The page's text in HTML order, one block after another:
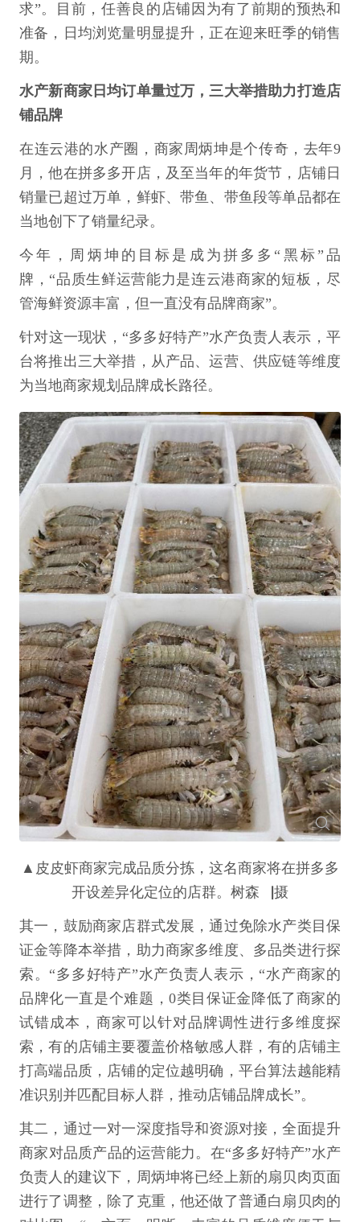
求”。目前，任善良的店铺因为有了前期的预热和
准备，日均浏览量明显提升，正在迎来旺季的销售
期。
水产新商家日均订单量过万，三大举措助力打造店
铺品牌
在连云港的水产圈，商家周炳坤是个传奇，去年9
月，他在拼多多开店，及至当年的年货节，店铺日
销量已超过万单，鲜虾、带鱼、带鱼段等单品都在
当地创下了销量纪录。
今年，周炳坤的目标是成为拼多多“黑标”品
牌，“品质生鲜运营能力是连云港商家的短板，尽
管海鲜资源丰富，但一直没有品牌商家”。
针对这一现状，“多多好特产”水产负责人表示，平
台将推出三大举措，从产品、运营、供应链等维度
为当地商家规划品牌成长路径。
▲皮皮虾商家完成品质分拣，这名商家将在拼多多
开设差异化定位的店群。树森▕摄
其一，鼓励商家店群式发展，通过免除水产类目保
证金等降本举措，助力商家多维度、多品类进行探
索。“多多好特产”水产负责人表示，“水产商家的
品牌化一直是个难题，0类目保证金降低了商家的
试错成本，商家可以针对品牌调性进行多维度探
索，有的店铺主要覆盖价格敏感人群，有的店铺主
打高端品质，店铺的定位越明确，平台算法越能精
准识别并匹配目标人群，推动店铺品牌成长”。
其二，通过一对一深度指导和资源对接，全面提升
商家对品质产品的运营能力。在“多多好特产”水产
负责人的建议下，周炳坤将已经上新的扇贝肉页面
进行了调整，除了克重，他还做了普通白扇贝肉的